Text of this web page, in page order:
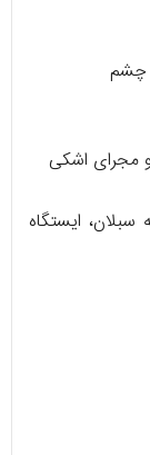
چشم
مجرای اشکی
سبلان، ایستگاه